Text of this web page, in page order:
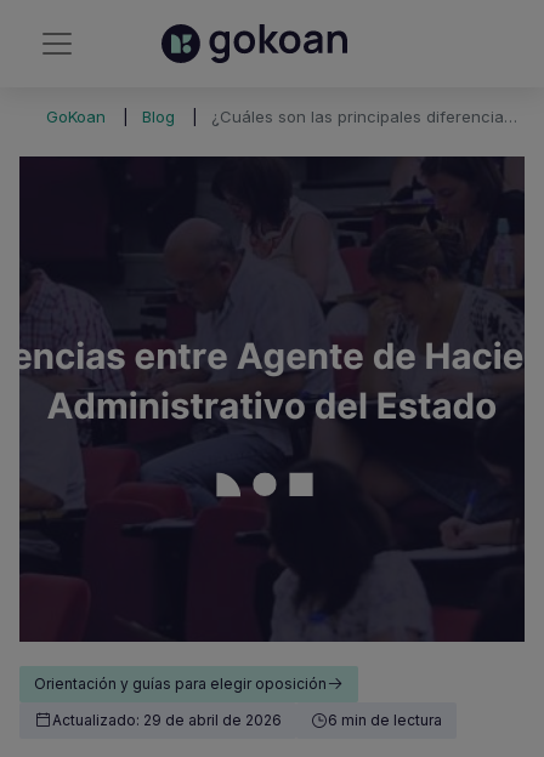
GoKoan Blog ¿Cuáles son las principales diferencias entre Agente de Hacienda y Administrativo del Estado?
Orientación y guías para elegir oposición
Actualizado: 29 de abril de 2026
6 min de lectura